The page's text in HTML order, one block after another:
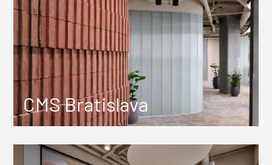
CMS Bratislava